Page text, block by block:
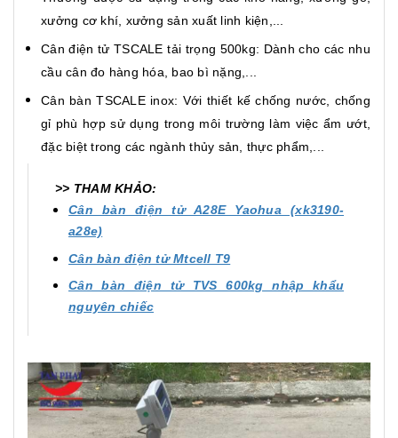
xưởng cơ khí, xưởng sản xuất linh kiện,...
Cân điện tử TSCALE tải trọng 500kg: Dành cho các nhu
cầu cân đo hàng hóa, bao bì nặng,...
Cân bàn TSCALE inox: Với thiết kế chống nước, chống
gỉ phù hợp sử dụng trong môi trường làm việc ẩm ướt,
đặc biệt trong các ngành thủy sản, thực phẩm,...
>> THAM KHẢO:
Cân bàn điện tử A28E Yaohua (xk3190-
a28e)
Cân bàn điện tử Mtcell T9
Cân bàn điện tử TVS 600kg nhập khẩu
nguyên chiếc